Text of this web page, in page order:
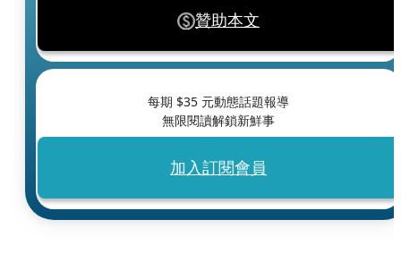
贊助本文
每期 $35 元動態話題報導
無限閱讀解鎖新鮮事
加入訂閱會員